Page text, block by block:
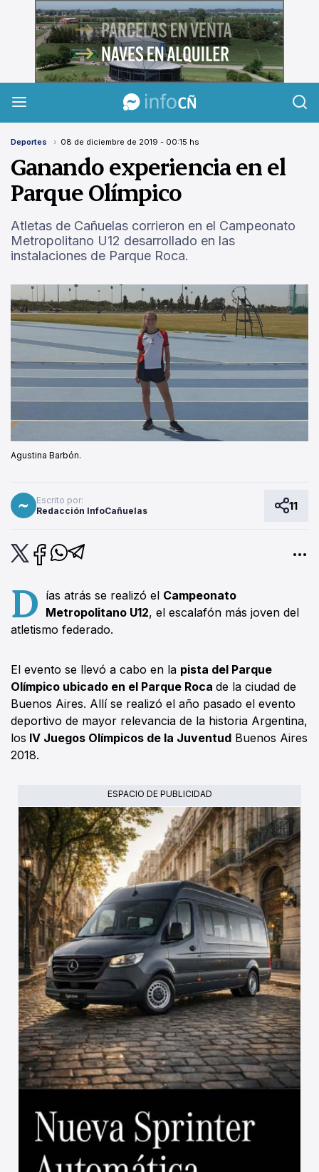
InfoCañuelas
Deportes 08 de diciembre de 2019 - 00:15 hs
Ganando experiencia en el
Parque Olímpico
Atletas de Cañuelas corrieron en el Campeonato
Metropolitano U12 desarrollado en las
instalaciones de Parque Roca.
Agustina Barbón.
Escrito por:
Redacción InfoCañuelas
11
D ías atrás se realizó el Campeonato
Metropolitano U12, el escalafón más joven del
atletismo federado.
El evento se llevó a cabo en la pista del Parque
Olímpico ubicado en el Parque Roca de la ciudad de
Buenos Aires. Allí se realizó el año pasado el evento
deportivo de mayor relevancia de la historia Argentina,
los IV Juegos Olímpicos de la Juventud Buenos Aires
2018.
ESPACIO DE PUBLICIDAD